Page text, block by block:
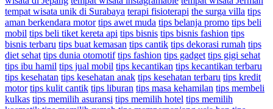
tempat wisata unik di Surabaya terapi fisioterapi the surga villa tips
aman berkendara motor tips awet muda tips belanja promo tips beli
mobil tips beli tiket kereta api tips bisnis tips bisnis fashion tips
bisnis terbaru tips buat kemasan tips cantik tips dekorasi rumah tips
diet sehat tips dunia otomotif tips fashion tips gadget tips gigi sehat
tips ibu hamil tips jual mobil tips kecantikan tips kecantikan terbaru
tips kesehatan tips kesehatan anak tips kesehatan terbaru tips kredit
motor tips kulit cantik tips liburan tips masa kehamilan tips membeli
kulkas tips memilih asuransi tips memilih hotel tips memilih